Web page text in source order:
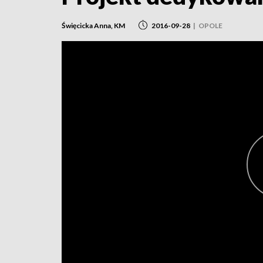
Święcicka Anna, KM 2016-09-28 | OPOLE